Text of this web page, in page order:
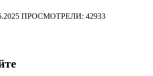
ПРОСМОТРЕЛИ: 42933